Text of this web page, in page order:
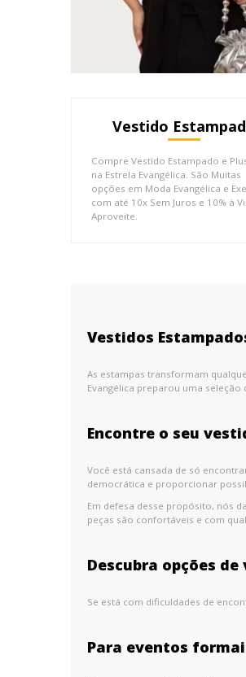
Vestido
Compre Vestido Estampado e
na Estrela Evangélica. São Muitas
opções em Moda Evangélica e
com até 10x Sem Juros e 10% à
Aproveite.
Vestidos
As estampas transformam
Evangélica preparou uma seleção
Encontre o seu
Você está cansada de só
democrática e proporcionar
Em defesa desse propósito, nós
peças são confortáveis e com
Descubra opções
Se está com dificuldades de
Para eventos